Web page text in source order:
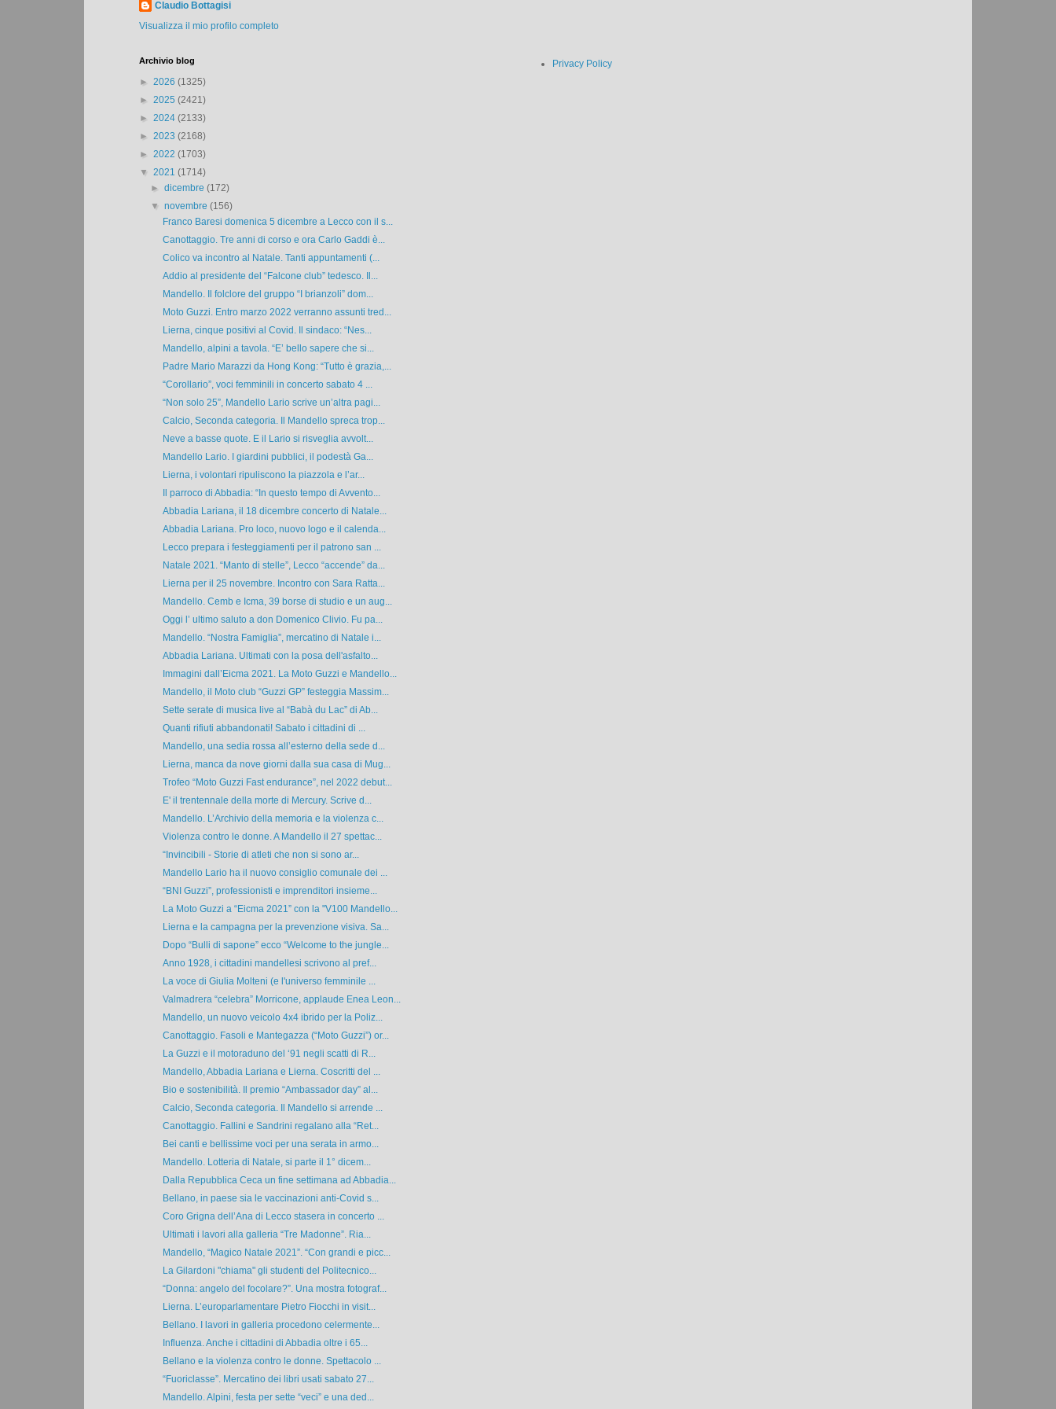
Claudio Bottagisi
Visualizza il mio profilo completo
Archivio blog
► 2026 (1325)
► 2025 (2421)
► 2024 (2133)
► 2023 (2168)
► 2022 (1703)
▼ 2021 (1714)
►dicembre(172)
▼novembre(156)
Franco Baresi domenica 5 dicembre a Lecco con il s...
Canottaggio. Tre anni di corso e ora Carlo Gaddi è...
Colico va incontro al Natale. Tanti appuntamenti (...
Addio al presidente del “Falcone club” tedesco. Il...
Mandello. Il folclore del gruppo “I brianzoli” dom...
Moto Guzzi. Entro marzo 2022 verranno assunti tred...
Lierna, cinque positivi al Covid. Il sindaco: “Nes...
Mandello, alpini a tavola. “E’ bello sapere che si...
Padre Mario Marazzi da Hong Kong: “Tutto è grazia,...
“Corollario”, voci femminili in concerto sabato 4 ...
“Non solo 25”, Mandello Lario scrive un’altra pagi...
Calcio, Seconda categoria. Il Mandello spreca trop...
Neve a basse quote. E il Lario si risveglia avvolt...
Mandello Lario. I giardini pubblici, il podestà Ga...
Lierna, i volontari ripuliscono la piazzola e l’ar...
Il parroco di Abbadia: “In questo tempo di Avvento...
Abbadia Lariana, il 18 dicembre concerto di Natale...
Abbadia Lariana. Pro loco, nuovo logo e il calenda...
Lecco prepara i festeggiamenti per il patrono san ...
Natale 2021. “Manto di stelle”, Lecco “accende” da...
Lierna per il 25 novembre. Incontro con Sara Ratta...
Mandello. Cemb e Icma, 39 borse di studio e un aug...
Oggi l’ ultimo saluto a don Domenico Clivio. Fu pa...
Mandello. “Nostra Famiglia”, mercatino di Natale i...
Abbadia Lariana. Ultimati con la posa dell'asfalto...
Immagini dall’Eicma 2021. La Moto Guzzi e Mandello...
Mandello, il Moto club “Guzzi GP” festeggia Massim...
Sette serate di musica live al “Babà du Lac” di Ab...
Quanti rifiuti abbandonati! Sabato i cittadini di ...
Mandello, una sedia rossa all’esterno della sede d...
Lierna, manca da nove giorni dalla sua casa di Mug...
Trofeo “Moto Guzzi Fast endurance”, nel 2022 debut...
E' il trentennale della morte di Mercury. Scrive d...
Mandello. L’Archivio della memoria e la violenza c...
Violenza contro le donne. A Mandello il 27 spettac...
“Invincibili - Storie di atleti che non si sono ar...
Mandello Lario ha il nuovo consiglio comunale dei ...
“BNI Guzzi”, professionisti e imprenditori insieme...
La Moto Guzzi a “Eicma 2021” con la "V100 Mandello...
Lierna e la campagna per la prevenzione visiva. Sa...
Dopo “Bulli di sapone” ecco “Welcome to the jungle...
Anno 1928, i cittadini mandellesi scrivono al pref...
La voce di Giulia Molteni (e l'universo femminile ...
Valmadrera “celebra” Morricone, applaude Enea Leon...
Mandello, un nuovo veicolo 4x4 ibrido per la Poliz...
Canottaggio. Fasoli e Mantegazza (“Moto Guzzi”) or...
La Guzzi e il motoraduno del ‘91 negli scatti di R...
Mandello, Abbadia Lariana e Lierna. Coscritti del ...
Bio e sostenibilità. Il premio “Ambassador day” al...
Calcio, Seconda categoria. Il Mandello si arrende ...
Canottaggio. Fallini e Sandrini regalano alla “Ret...
Bei canti e bellissime voci per una serata in armo...
Mandello. Lotteria di Natale, si parte il 1° dicem...
Dalla Repubblica Ceca un fine settimana ad Abbadia...
Bellano, in paese sia le vaccinazioni anti-Covid s...
Coro Grigna dell’Ana di Lecco stasera in concerto ...
Ultimati i lavori alla galleria “Tre Madonne”. Ria...
Mandello, “Magico Natale 2021”. “Con grandi e picc...
La Gilardoni "chiama" gli studenti del Politecnico...
“Donna: angelo del focolare?”. Una mostra fotograf...
Lierna. L’europarlamentare Pietro Fiocchi in visit...
Bellano. I lavori in galleria procedono celermente...
Influenza. Anche i cittadini di Abbadia oltre i 65...
Bellano e la violenza contro le donne. Spettacolo ...
“Fuoriclasse”. Mercatino dei libri usati sabato 27...
Mandello. Alpini, festa per sette “veci” e una ded...
Privacy Policy